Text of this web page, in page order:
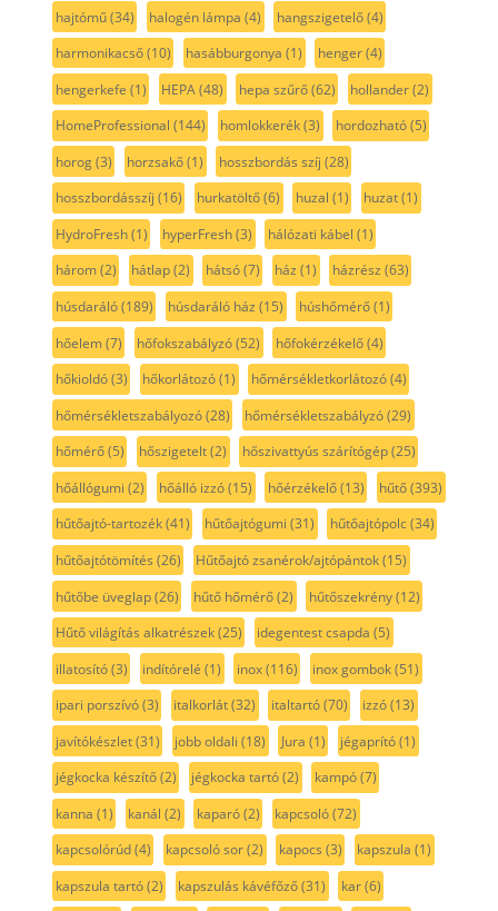
hajtómű(34) halogén lámpa (4) hangszigetelő(4)
harmonikacső(10) hasábburgonya (1) henger(4)
hengerkefe (1) HEPA(48) hepa szűrő(62) hollander(2)
HomeProfessional (144) homlokkerék(3) hordozható(5)
horog(3) horzsakő(1) hosszbordás szíj (28)
hosszbordásszíj (16) hurkatöltő(6) huzal (1) huzat(1)
HydroFresh(1) hyperFresh(3) hálózati kábel (1)
három(2) hátlap(2) hátsó(7) ház (1) házrész (63)
húsdaráló(189) húsdaráló ház (15) húshőmérő(1)
hőelem(7) hőfokszabályzó(52) hőfokérzékelő(4)
hőkioldó(3) hőkorlátozó(1) hőmérsékletkorlátozó(4)
hőmérsékletszabályozó(28) hőmérsékletszabályzó(29)
hőmérő(5) hőszigetelt(2) hőszivattyús szárítógép(25)
hőállógumi (2) hőálló izzó(15) hőérzékelő(13) hűtő(393)
hűtőajtó-tartozék(41) hűtőajtógumi (31) hűtőajtópolc(34)
hűtőajtótömítés (26) Hűtőajtó zsanérok/ajtópántok(15)
hűtőbe üveglap(26) hűtő hőmérő(2) hűtőszekrény(12)
Hűtő világítás alkatrészek(25) idegentest csapda (5)
illatosító(3) indítórelé (1) inox(116) inox gombok(51)
ipari porszívó(3) italkorlát(32) italtartó(70) izzó(13)
javítókészlet(31) jobb oldali (18) Jura (1) jégaprító(1)
jégkocka készítő(2) jégkocka tartó(2) kampó(7)
kanna (1) kanál (2) kaparó(2) kapcsoló(72)
kapcsolórúd(4) kapcsoló sor(2) kapocs (3) kapszula (1)
kapszula tartó(2) kapszulás kávéfőző(31) kar(6)